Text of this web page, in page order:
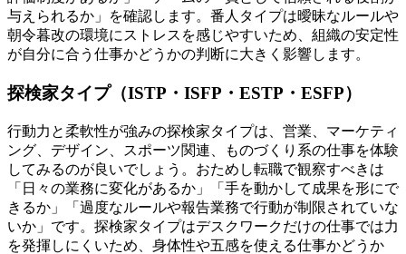
与えられるか」を確認します。番人タイプは曖昧なルールや
朝令暮改の環境にストレスを感じやすいため、組織の安定性
が自分に合う仕事かどうかの判断に大きく影響します。
探検家タイプ（ISTP・ISFP・ESTP・ESFP）
行動力と柔軟性が強みの探検家タイプは、営業、マーケティ
ング、デザイン、スポーツ関連、ものづくり系の仕事を体験
してみるのが良いでしょう。おためし転職で観察すべきは
「日々の業務に変化があるか」「手を動かして成果を形にで
きるか」「過度なルールや報告業務で行動が制限されていな
いか」です。探検家タイプはデスクワークだけの仕事では力
を発揮しにくいため、身体性や五感を使える仕事かどうか